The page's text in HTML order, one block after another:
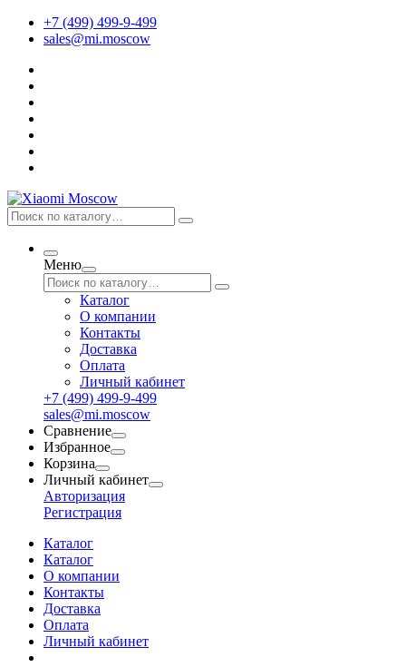
+7 (499) 499-9-499
sales@mi.moscow
Меню
Каталог
О компании
Контакты
Доставка
Оплата
Личный кабинет
+7 (499) 499-9-499
sales@mi.moscow
Сравнение
Избранное
Корзина
Личный кабинет
Авторизация
Регистрация
Каталог
Каталог
О компании
Контакты
Доставка
Оплата
Личный кабинет